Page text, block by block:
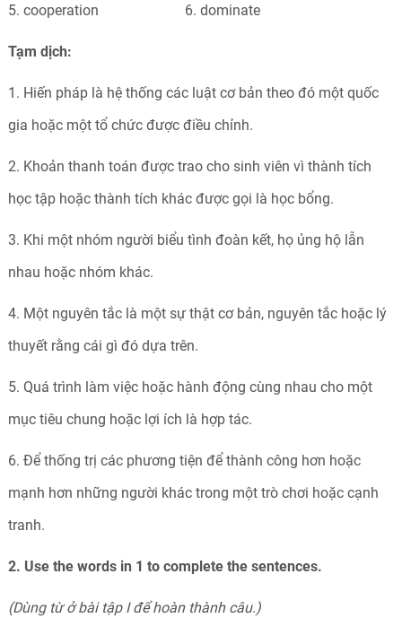
5. cooperation 6. dominate
Tạm dịch:
1. Hiến pháp là hệ thống các luật cơ bản theo đó một quốc
gia hoặc một tổ chức được điều chỉnh.
2. Khoản thanh toán được trao cho sinh viên vì thành tích
học tập hoặc thành tích khác được gọi là học bổng.
3. Khi một nhóm người biểu tình đoàn kết, họ ủng hộ lẫn
nhau hoặc nhóm khác.
4. Một nguyên tắc là một sự thật cơ bản, nguyên tắc hoặc lý
thuyết rằng cái gì đó dựa trên.
5. Quá trình làm việc hoặc hành động cùng nhau cho một
mục tiêu chung hoặc lợi ích là hợp tác.
6. Để thống trị các phương tiện để thành công hơn hoặc
mạnh hơn những người khác trong một trò chơi hoặc cạnh
tranh.
2. Use the words in 1 to complete the sentences.
(Dùng từ ở bài tập I để hoàn thành câu.)